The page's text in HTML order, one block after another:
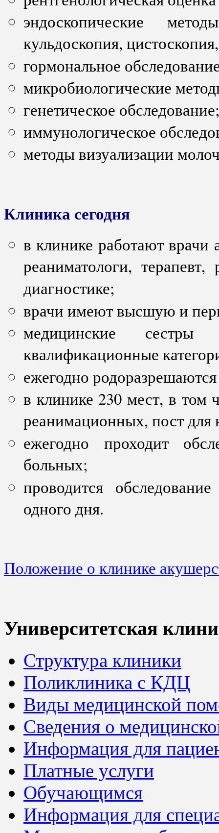
эндоскопические
кульдоскопия,
гормональное
микробиологические
генетическое обследование;
иммунологическое
методы визуализации
Клиника сегодня
в клинике работают врачи
реаниматологи,
диагностике;
врачи имеют высшую и
медицинские
квалификационные
ежегодно
в клинике 230 мест, в том
реанимационных, пост
ежегодно проходит
больных;
проводится
одного дня.
Положение о клинике
Университетская
Структура клиники
Поликлиника с КДЦ
Виды медицинской
Сведения о
Информация для
Платные услуги
Обучающимся
Информация для